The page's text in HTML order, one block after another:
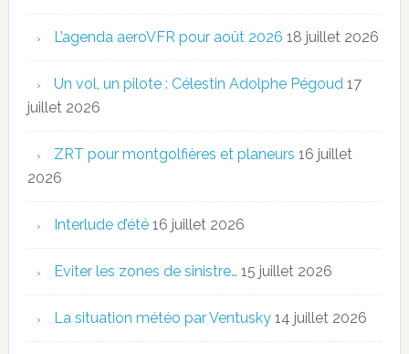
L’agenda aeroVFR pour août 2026 18 juillet 2026
Un vol, un pilote : Célestin Adolphe Pégoud 17
juillet 2026
ZRT pour montgolfières et planeurs 16 juillet
2026
Interlude d’été 16 juillet 2026
Eviter les zones de sinistre… 15 juillet 2026
La situation météo par Ventusky 14 juillet 2026